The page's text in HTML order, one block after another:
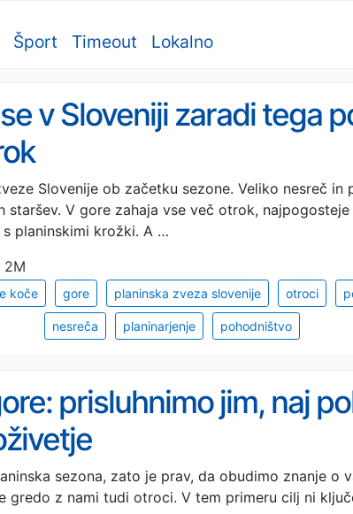
Šport Timeout Lokalno
v Sloveniji zaradi tega
Slovenije ob začetku sezone. Veliko nesreč in
staršev. V gore zahaja vse več otrok, najpogosteje
planinskimi krožki. A …
2M
koče gore planinska zveza slovenije otroci
nesreča planinarjenje pohodništvo
prisluhnimo jim, naj
sezona, zato je prav, da obudimo znanje o
gredo z nami tudi otroci. V tem primeru cilj ni